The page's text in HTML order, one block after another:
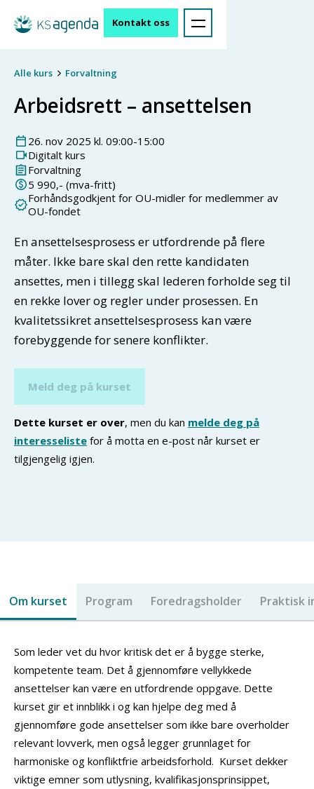
Kontakt oss
Alle kurs Forvaltning
Arbeidsrett – ansettelsen
26. nov 2025 kl. 09:00-15:00
Digitalt kurs
Forvaltning
5 990,- (mva-fritt)
Forhåndsgodkjent for OU-midler for medlemmer av
OU-fondet
En ansettelsesprosess er utfordrende på flere
måter. Ikke bare skal den rette kandidaten
ansettes, men i tillegg skal lederen forholde seg til
en rekke lover og regler under prosessen. En
kvalitetssikret ansettelsesprosess kan være
forebyggende for senere konflikter.
Meld deg på kurset
Dette kurset er over, men du kan melde deg på
interesseliste for å motta en e-post når kurset er
tilgjengelig igjen.
Om kurset Program Foredragsholder Praktisk
Som leder vet du hvor kritisk det er å bygge sterke,
kompetente team. Det å gjennomføre vellykkede
ansettelser kan være en utfordrende oppgave. Dette
kurset gir et innblikk i og kan hjelpe deg med å
gjennomføre gode ansettelser som ikke bare overholder
relevant lovverk, men også legger grunnlaget for
harmoniske og konfliktfrie arbeidsforhold. Kurset dekker
viktige emner som utlysning, kvalifikasjonsprinsippet,